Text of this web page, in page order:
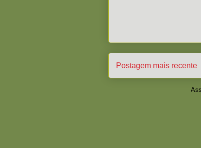
Postagem mais recente